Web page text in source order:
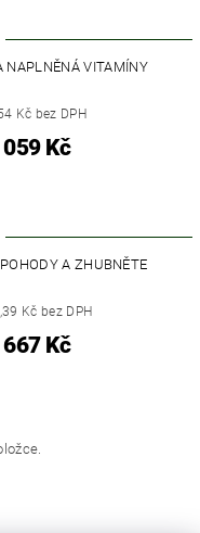
NAPLNĚNÁ VITAMÍNY
Kč bez DPH
059 Kč
A ZHUBNĚTE
Kč bez DPH
667 Kč